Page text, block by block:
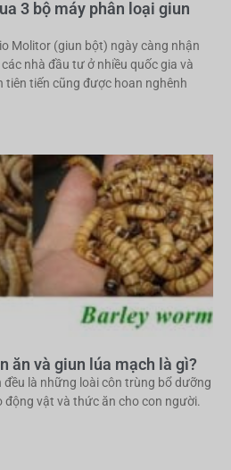
3 bộ máy phân loại giun
Molitor (giun bột) ngày càng nhận
nhà đầu tư ở nhiều quốc gia và
tiên tiến cũng được hoan nghênh
ăn và giun lúa mạch là gì?
đều là những loài côn trùng bổ dưỡng
vật và thức ăn cho con người.